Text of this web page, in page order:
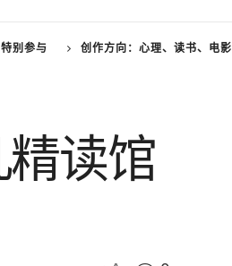
特别参与 创作方向：心理、读书、电影
读馆